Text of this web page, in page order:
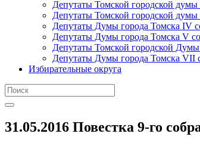
Депутаты Томской городской думы
Депутаты Томской городской думы
Депутаты Думы города Томска IV
Депутаты Думы города Томска V
Депутаты Томской городской
Депутаты Думы города Томска VII
Избирательные округа
31.05.2016 Повестка 9-го